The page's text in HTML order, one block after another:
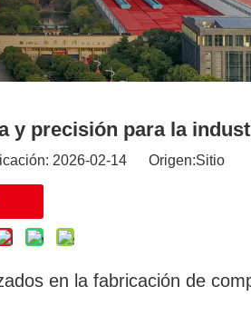
y precisión para la
2026-02-14 Origen:Sitio
en la fabricación de